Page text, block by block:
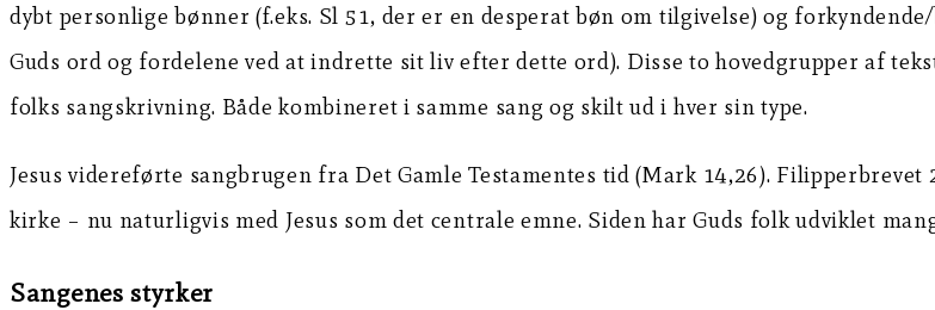
dybt personlige bønner (f.eks. Sl 51, der er en desperat bøn om tilgivelse) og
Guds ord og fordelene ved at indrette sit liv efter dette ord). Disse to hovedgrupper af
folks sangskrivning. Både kombineret i samme sang og skilt ud i hver sin type.
Jesus videreførte sangbrugen fra Det Gamle Testamentes tid (Mark 14,26).
kirke – nu naturligvis med Jesus som det centrale emne. Siden har Guds folk udviklet
Sangenes styrker